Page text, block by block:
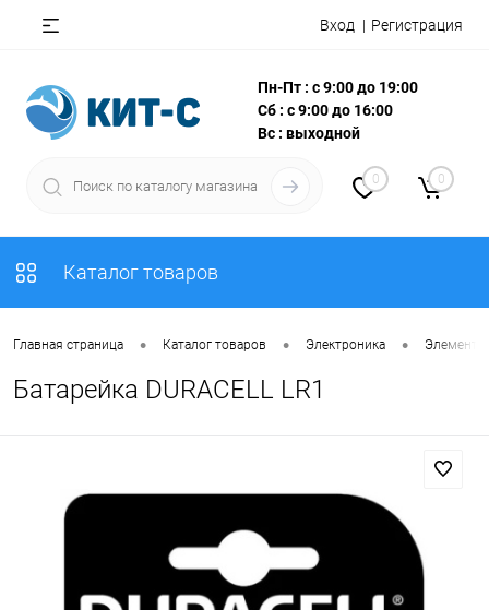
Вход Регистрация
Пн-Пт : с 9:00 до 19:00
Сб : с 9:00 до 16:00
Вс : выходной
0 0
Каталог товаров
Главная страница • Каталог товаров • Электроника •
Батарейка DURACELL LR1